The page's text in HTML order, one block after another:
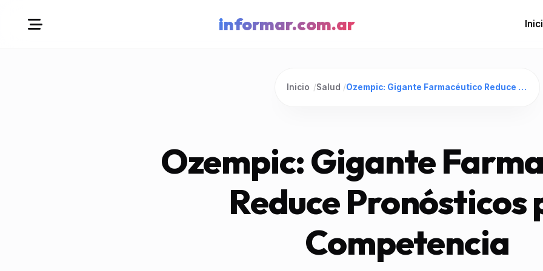
informar.com.ar
Inicio /Salud / Ozempic: Gigante Farmacéutico Reduce Pronósticos por Competencia
Ozempic: Gigante
Reduce Pronósticos
Competencia